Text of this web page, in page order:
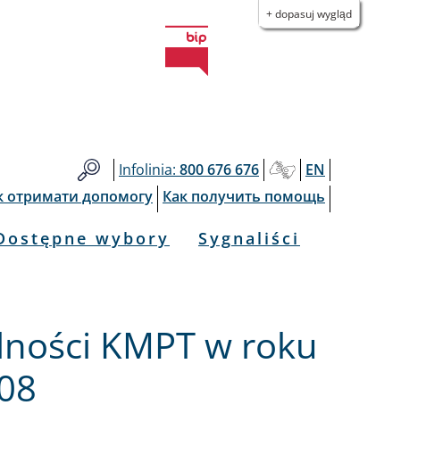
+ dopasuj wygląd
Infolinia: 800 676 676
EN
отримати допомогу Как получить помощь
wybory Sygnaliści
KMPT w roku